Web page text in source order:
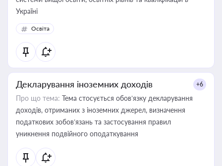
Україні
Освіта
Декларування іноземних доходів +6
Про що тема: Тема стосується обов’язку декларування
доходів, отриманих з іноземних джерел, визначення
податкових зобов’язань та застосування правил
уникнення подвійного оподаткування